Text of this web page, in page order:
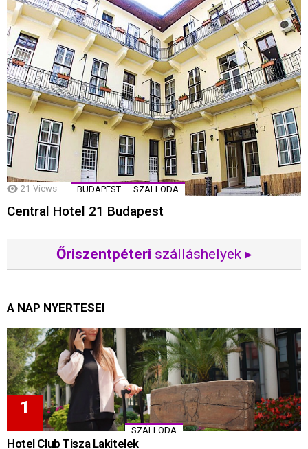
21 Views BUDAPEST SZÁLLODA
Central Hotel 21 Budapest
Őriszentpéteri szálláshelyek ▸
A NAP NYERTESEI
SZÁLLODA
Hotel Club Tisza Lakitelek